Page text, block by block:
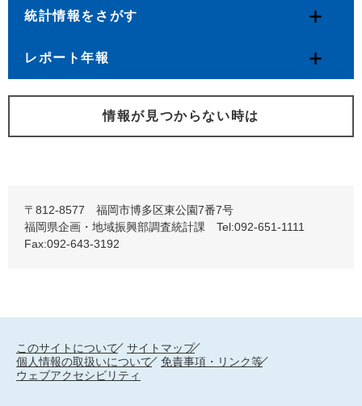
統計情報をさがす
レポート年報
情報が見つからない時は
〒812-8577 福岡市博多区東公園7番7号
福岡県企画・地域振興部調査統計課 Tel:092-651-1111
Fax:092-643-3192
このサイトについて
サイトマップ
個人情報の取扱いについて
免責事項・リンク等
ウェブアクセシビリティ